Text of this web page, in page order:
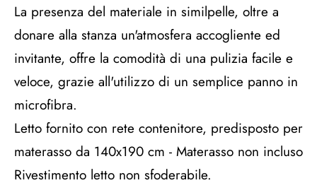
La presenza del materiale in similpelle, oltre a
donare alla stanza un'atmosfera accogliente ed
invitante, offre la comodità di una pulizia facile e
veloce, grazie all'utilizzo di un semplice panno in
microfibra.
Letto fornito con rete contenitore, predisposto per
materasso da 140x190 cm - Materasso non incluso
Rivestimento letto non sfoderabile.